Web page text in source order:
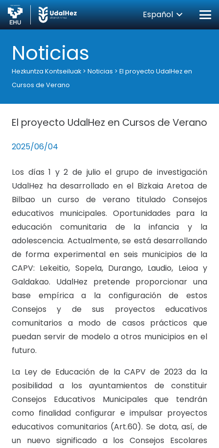
Español
Noticias
Hezkuntza Kontseiluak > Noticias > El proyecto UdalHez en
Cursos de Verano
El proyecto UdalHez en Cursos de Verano
2025/06/04
Los días 1 y 2 de julio el grupo de investigación
UdalHez ha desarrollado en el Bizkaia Aretoa de
Bilbao un curso de verano titulado Consejos
educativos municipales. Oportunidades para la
educación comunitaria de la infancia y la
adolescencia. Actualmente, se está desarrollando
de forma experimental en seis municipios de la
CAPV: Lekeitio, Sopela, Durango, Laudio, Leioa y
Galdakao. UdalHez pretende proporcionar una
base empírica a la configuración de estos
Consejos y de sus proyectos educativos
comunitarios a modo de casos prácticos que
puedan servir de modelo a otros municipios en el
futuro.
La Ley de Educación de la CAPV de 2023 da la
posibilidad a los ayuntamientos de constituir
Consejos Educativos Municipales que tendrán
como finalidad configurar e impulsar proyectos
educativos comunitarios (Art.60). Se dota, así, de
un nuevo significado a los Consejos Escolares